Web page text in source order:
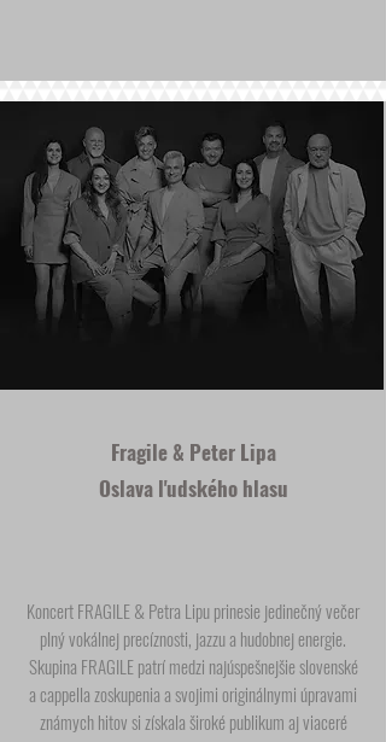
Fragile & Peter Lipa
Oslava ľudského hlasu
Koncert FRAGILE & Petra Lipu prinesie jedinečný večer
plný vokálnej precíznosti, jazzu a hudobnej energie.
Skupina FRAGILE patrí medzi najúspešnejšie slovenské
a cappella zoskupenia a svojimi originálnymi úpravami
známych hitov si získala široké publikum aj viaceré